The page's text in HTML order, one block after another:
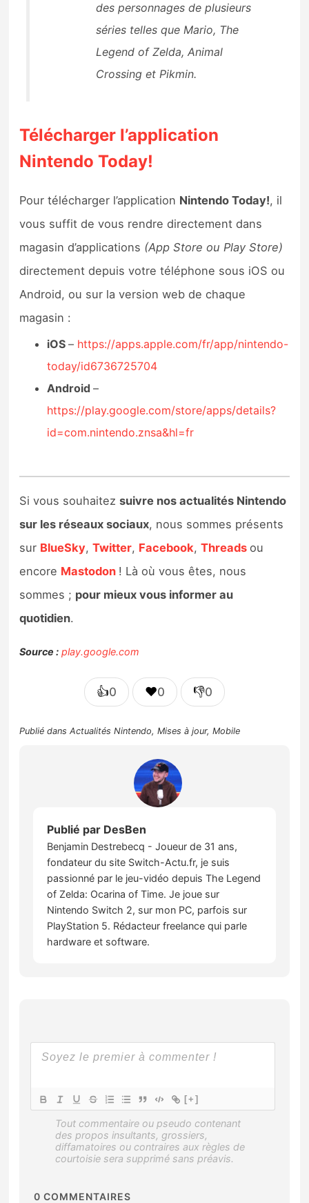
des personnages de plusieurs
séries telles que Mario, The
Legend of Zelda, Animal
Crossing et Pikmin.
Télécharger l’application
Nintendo Today!
Pour télécharger l’application Nintendo Today!, il
vous suffit de vous rendre directement dans
magasin d’applications (App Store ou Play Store)
directement depuis votre téléphone sous iOS ou
Android, ou sur la version web de chaque
magasin :
iOS– https://apps.apple.com/fr/app/nintendo-
today/id6736725704
Android–
https://play.google.com/store/apps/details?
id=com.nintendo.znsa&hl=fr
Si vous souhaitezsuivre nos actualités Nintendo
sur les réseaux sociaux, nous sommes présents
sur BlueSky,Twitter, Facebook,Threads ou
encore Mastodon ! Là où vous êtes, nous
sommes ; pour mieux vous informer au
quotidien.
Source : play.google.com
👍0 ❤️0 👎0
Publié dansActualités Nintendo,Mises à jour,Mobile
Publié par DesBen
Benjamin Destrebecq - Joueur de 31 ans,
fondateur du site Switch-Actu.fr, je suis
passionné par le jeu-vidéo depuis The Legend
of Zelda: Ocarina of Time. Je joue sur
Nintendo Switch 2, sur mon PC, parfois sur
PlayStation 5. Rédacteur freelance qui parle
hardware et software.
[+]
0 COMMENTAIRES